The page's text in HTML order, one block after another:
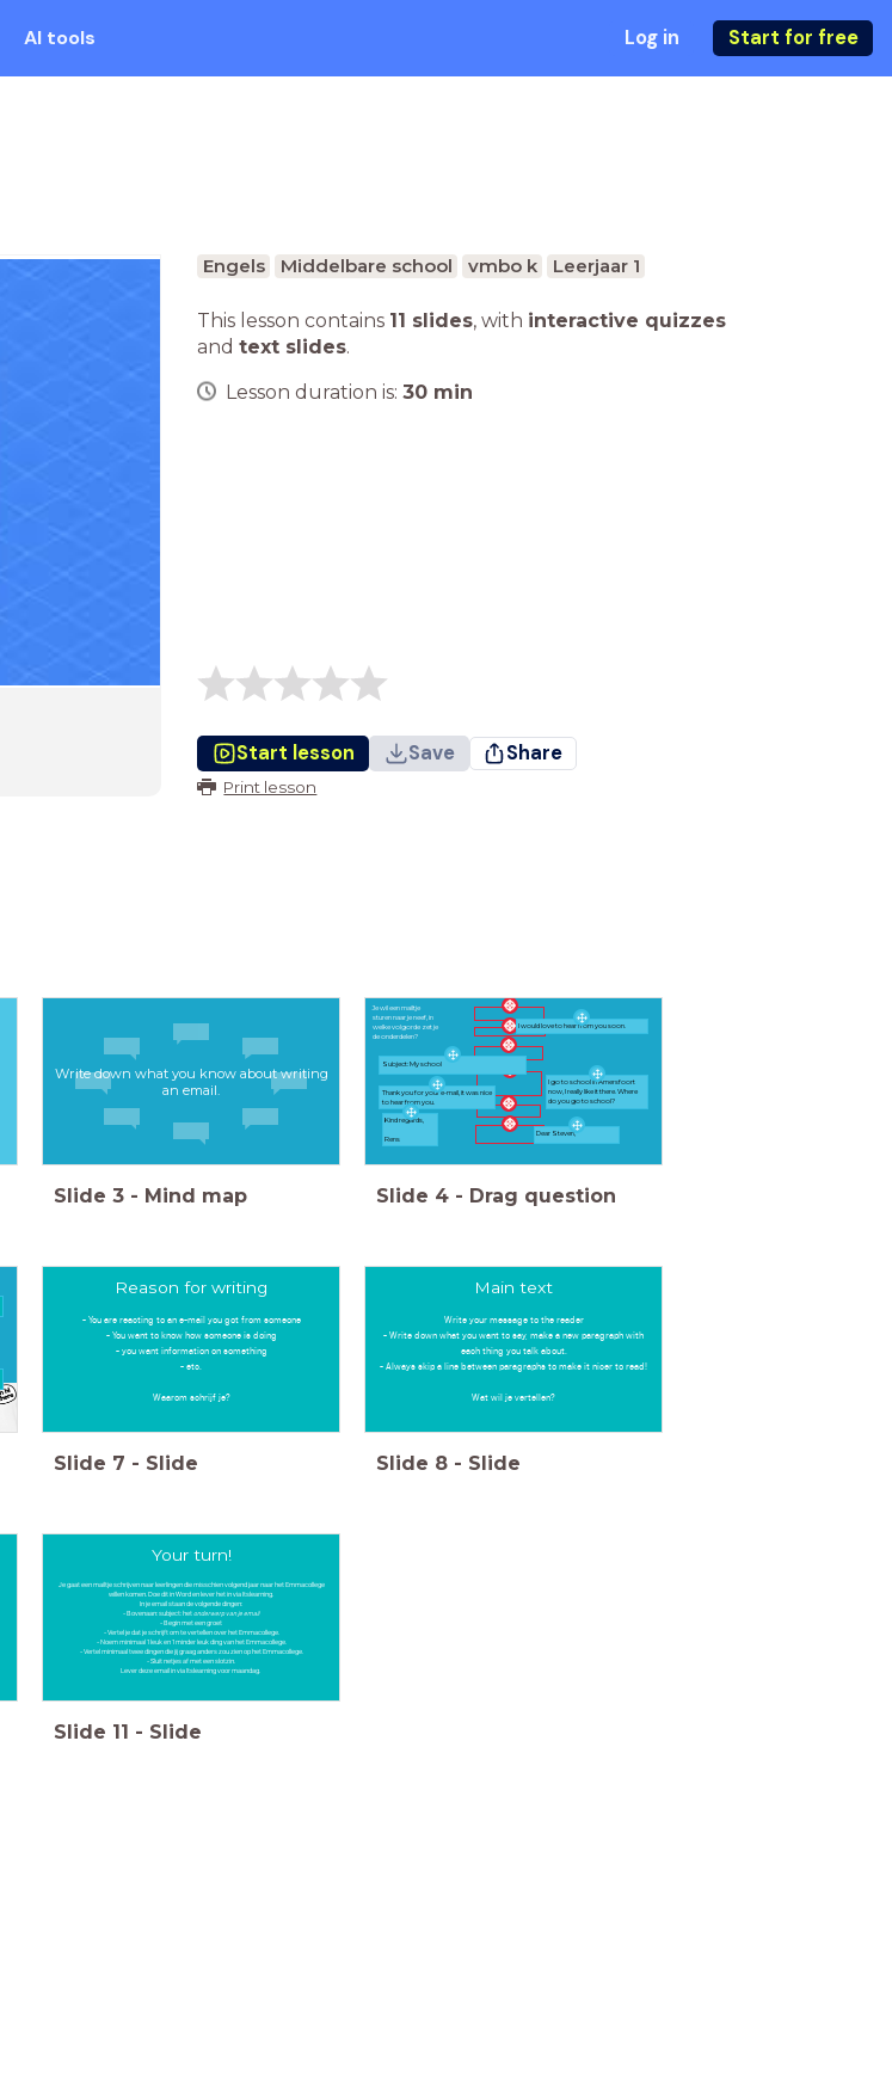
AI tools Log in Start for free
Engels Middelbare school vmbo k Leerjaar 1
This lesson contains 11 slides, with interactive quizzes
and text slides.
Lesson duration is: 30 min
Start lesson Save Share
Print lesson
Write down what you know about writing
an email.
Slide 3 - Mind map
Je wil een mailtje
sturen naar je neef, in
welke volgorde zet je
de onderdelen?
Subject: My school
Dear Steven,
Thank you for your e-mail, it was nice
to hear from you.
I go to school in Amersfoort
now, I really like it there. Where
do you go to school?
I would love to hear from you soon.
Kind regards,
Rens
Slide 4 - Drag question
Reason for writing
- You are reacting to an e-mail you got from someone
- You want to know how someone is doing
- you want information on something
- etc.
Waarom schrijf je?
Slide 7 - Slide
Main text
Write your message to the reader
- Write down what you want to say, make a new paragraph with
each thing you talk about.
- Always skip a line between paragraphs to make it nicer to read!
Wat wil je vertellen?
Slide 8 - Slide
Your turn!
Je gaat een mailtje schrijven naar leerlingen die misschien volgend jaar naar het Emmacollege
willen komen. Doe dit in Word en lever het in via Itslearning.
In je email staan de volgende dingen:
- Bovenaan: subject: hetonderwerp van je email
- Begin met een groet
- Vertel je dat je schrijft om te vertellen over het Emmacollege.
- Noem minimaal 1 leuk en 1 minder leuk ding van het Emmacollege.
- Vertel minimaal twee dingen die jij graag anders zou zien op het Emmacollege.
- Sluit netjes af met een slotzin.
Lever deze email in via Itslearning voor maandag.
Slide 11 - Slide